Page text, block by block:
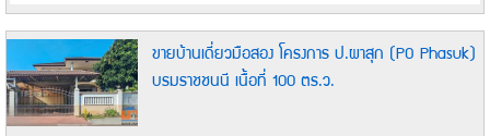
ขายบ้านเดี่ยวมือสอง โครงการ ป.ผาสุก (PO Phasuk)
บรมราชชนนี เนื้อที่ 100 ตร.ว.